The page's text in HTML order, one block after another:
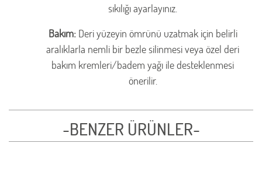
sıkılığı ayarlayınız.
Bakım:Deri yüzeyin ömrünü uzatmak için belirli
aralıklarla nemli bir bezle silinmesi veya özel deri
bakım kremleri/badem yağı ile desteklenmesi
önerilir.
-BENZER ÜRÜNLER-